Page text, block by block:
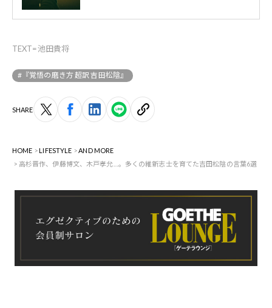
TEXT=池田貴将
#『覚悟の磨き方 超訳 吉田松陰』
SHARE
HOME LIFESTYLE
AND MORE
高杉晋作、伊藤博文、木戸孝允…。多くの維新志士を育てた吉田松陰の言葉6選